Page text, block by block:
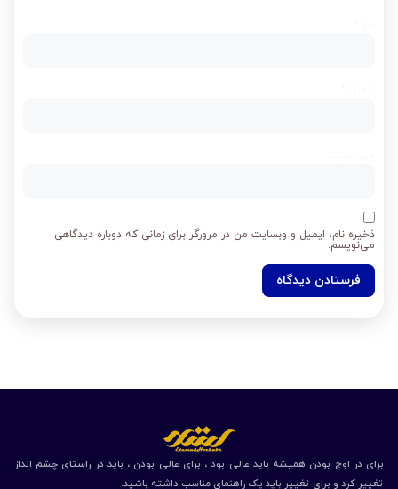
ذخیره نام، ایمیل و وبسایت من در مرورگر برای زمانی که دوباره دیدگاهی
می‌نویسم.
برای در اوج بودن همیشه باید عالی بود ، برای عالی بودن ، باید در راستای چشم انداز
تغییر کرد و برای تغییر باید یک راهنمای مناسب داشته باشید.